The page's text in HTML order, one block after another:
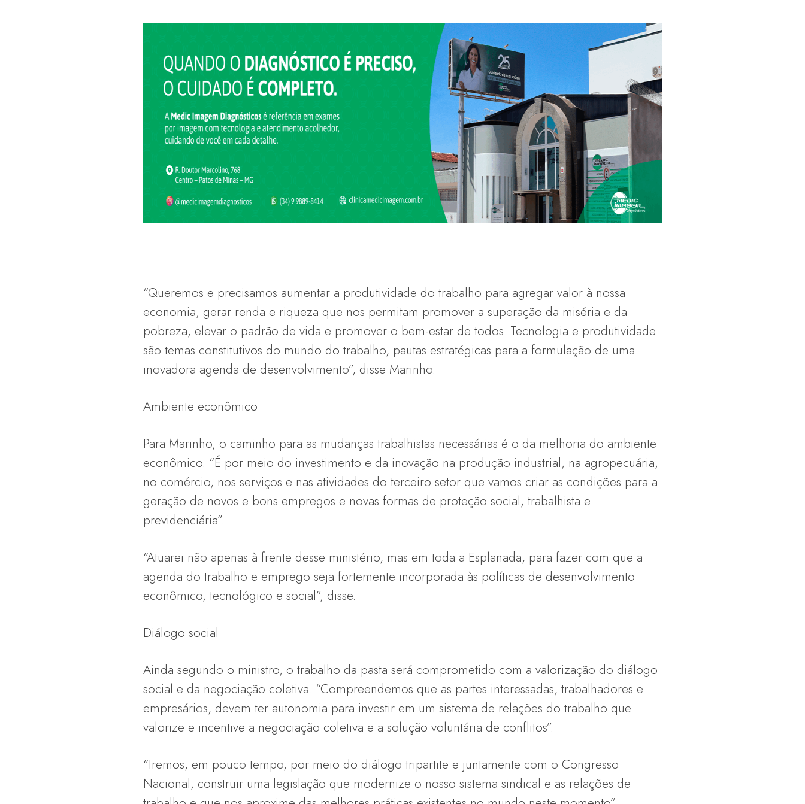
“Queremos e precisamos aumentar a produtividade do trabalho para agregar valor à nossa
economia, gerar renda e riqueza que nos permitam promover a superação da miséria e da
pobreza, elevar o padrão de vida e promover o bem-estar de todos. Tecnologia e produtividade
são temas constitutivos do mundo do trabalho, pautas estratégicas para a formulação de uma
inovadora agenda de desenvolvimento”, disse Marinho.
Ambiente econômico
Para Marinho, o caminho para as mudanças trabalhistas necessárias é o da melhoria do ambiente
econômico. “É por meio do investimento e da inovação na produção industrial, na agropecuária,
no comércio, nos serviços e nas atividades do terceiro setor que vamos criar as condições para a
geração de novos e bons empregos e novas formas de proteção social, trabalhista e
previdenciária”.
“Atuarei não apenas à frente desse ministério, mas em toda a Esplanada, para fazer com que a
agenda do trabalho e emprego seja fortemente incorporada às políticas de desenvolvimento
econômico, tecnológico e social”, disse.
Diálogo social
Ainda segundo o ministro, o trabalho da pasta será comprometido com a valorização do diálogo
social e da negociação coletiva. “Compreendemos que as partes interessadas, trabalhadores e
empresários, devem ter autonomia para investir em um sistema de relações do trabalho que
valorize e incentive a negociação coletiva e a solução voluntária de conflitos”.
“Iremos, em pouco tempo, por meio do diálogo tripartite e juntamente com o Congresso
Nacional, construir uma legislação que modernize o nosso sistema sindical e as relações de